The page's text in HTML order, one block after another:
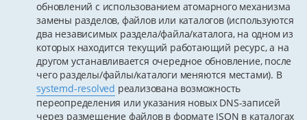
обновлений с использованием атомарного механизма
замены разделов, файлов или каталогов (используются
два независимых раздела/файла/каталога, на одном из
которых находится текущий работающий ресурс, а на
другом устанавливается очередное обновление, после
чего разделы/файлы/каталоги меняются местами). В
systemd-resolved реализована возможность
переопределения или указания новых DNS-записей
через размещение файлов в формате JSON в каталогах